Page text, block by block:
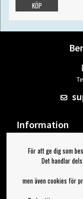
KÖP
Information
Om Bengans
FAQ / Köp- &
Jag
För att ge dig som
Det handlar
men även cookies för